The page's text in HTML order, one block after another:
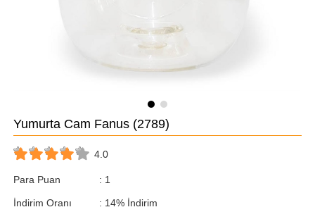
Yumurta Cam Fanus (2789)
4.0
Para Puan : 1
İndirim Oranı : %
14 İndirim